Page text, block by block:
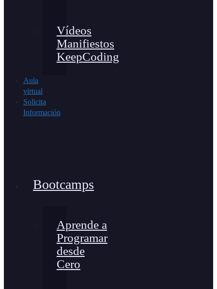
Vídeos
Manifiestos
KeepCoding
Aula
virtual
Solicita
Información
Bootcamps
Aprende a
Programar
desde
Cero